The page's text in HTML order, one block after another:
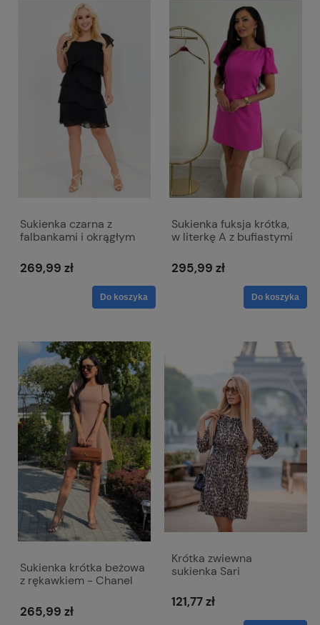
Sukienka czarna z
falbankami i okrągłym
269,99 zł
Do koszyka
Sukienka fuksja krótka,
w literkę A z bufiastymi
295,99 zł
Do koszyka
Sukienka krótka beżowa
z rękawkiem - Chanel
265,99 zł
Krótka zwiewna
sukienka Sari
121,77 zł